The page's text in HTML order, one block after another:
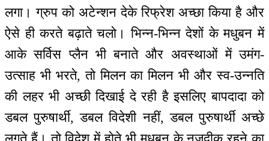
लगा। ग्रुप को अटेन्शन देके रिफ्रेश अच्छा किया है और
ऐसे ही करते बढ़ाते चलो। भिन्न-भिन्न देशों के मधुबन में
आके सर्विस प्लैन भी बनाते और अवस्थाओं में उमंग-
उत्साह भी भरते, तो मिलन का मिलन भी और स्व-उन्नति
की लहर भी अच्छी दिखाई दे रही है इसलिए बापदादा को
डबल पुरुषार्थी, डबल विदेशी नहीं, डबल पुरुषार्थी अच्छे